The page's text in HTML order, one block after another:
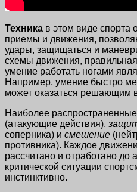
Техника в этом виде спорта
приемы и движения,
удары, защищаться и
схемы движения, правильная
умение работать ногами
Например, умение быстро
может оказаться решающим
Наиболее
(атакующие действия),
соперника) и смешение
противника). Каждое
рассчитано и отработано до
критической ситуации
инстинктивно.